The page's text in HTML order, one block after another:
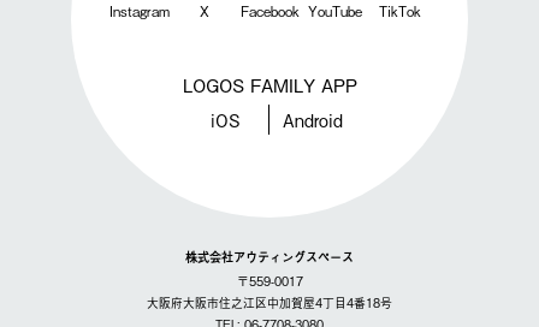
Instagram X Facebook YouTube TikTok
LOGOS FAMILY APP
iOS Android
株式会社アウティングスペース
〒559-0017
大阪府大阪市住之江区中加賀屋4丁目4番18号